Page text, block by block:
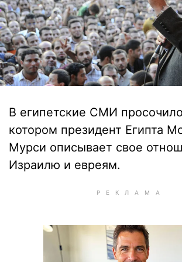
В египетские СМИ
котором президент Египта
Мурси описывает свое
Израилю и евреям.